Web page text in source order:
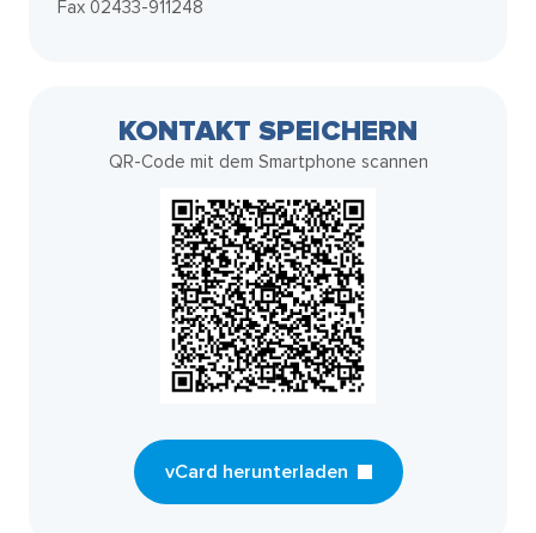
Fax 02433-911248
KONTAKT SPEICHERN
QR-Code mit dem Smartphone scannen
vCard herunterladen